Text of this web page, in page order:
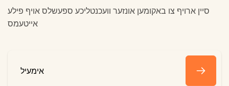
סיין ארויף צו באקומען אונזער וועכנטליכע ספעשלס אויף פילע
אייטעמס